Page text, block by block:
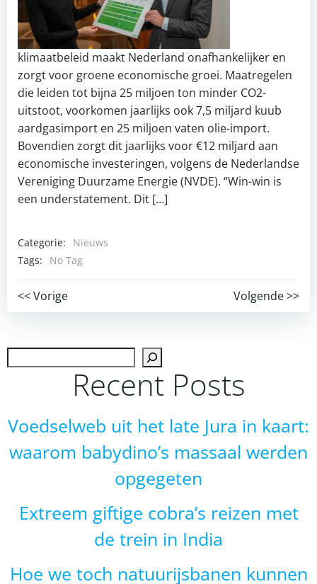
klimaatbeleid maakt Nederland onafhankelijker en
zorgt voor groene economische groei. Maatregelen
die leiden tot bijna 25 miljoen ton minder CO2-
uitstoot, voorkomen jaarlijks ook 7,5 miljard kuub
aardgasimport en 25 miljoen vaten olie-import.
Bovendien zorgt dit jaarlijks voor €12 miljard aan
economische investeringen, volgens de Nederlandse
Vereniging Duurzame Energie (NVDE). “Win-win is
een understatement. Dit […]
Categorie:
Nieuws
Tags:
No Tag
Post
navigation
<< Vorige
Post
navigation
Volgende >>
Recent Posts
Voedselweb uit het late Jura in kaart:
waarom babydino’s massaal werden
opgegeten
Extreem giftige cobra’s reizen met
de trein in India
Hoe we toch natuurijsbanen kunnen